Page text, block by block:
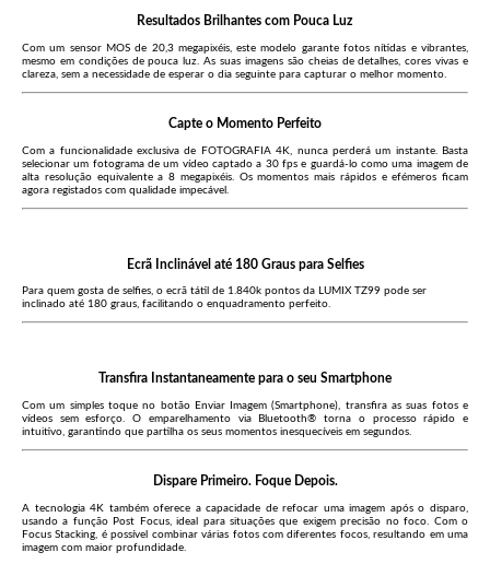
Resultados Brilhantes com Pouca Luz
Com um sensor MOS de 20,3 megapixéis, este modelo garante fotos nítidas e vibrantes,
mesmo em condições de pouca luz. As suas imagens são cheias de detalhes, cores vivas e
clareza, sem a necessidade de esperar o dia seguinte para capturar o melhor momento.
Capte o Momento Perfeito
Com a funcionalidade exclusiva de FOTOGRAFIA 4K, nunca perderá um instante. Basta
selecionar um fotograma de um vídeo captado a 30 fps e guardá-lo como uma imagem de
alta resolução equivalente a 8 megapixéis. Os momentos mais rápidos e efémeros ficam
agora registados com qualidade impecável.
Ecrã Inclinável até 180 Graus para Selfies
Para quem gosta de selfies, o ecrã tátil de 1.840k pontos da LUMIX TZ99 pode ser
inclinado até 180 graus, facilitando o enquadramento perfeito.
Transfira Instantaneamente para o seu Smartphone
Com um simples toque no botão Enviar Imagem (Smartphone), transfira as suas fotos e
vídeos sem esforço. O emparelhamento via Bluetooth® torna o processo rápido e
intuitivo, garantindo que partilha os seus momentos inesquecíveis em segundos.
Dispare Primeiro. Foque Depois.
A tecnologia 4K também oferece a capacidade de refocar uma imagem após o disparo,
usando a função Post Focus, ideal para situações que exigem precisão no foco. Com o
Focus Stacking, é possível combinar várias fotos com diferentes focos, resultando em uma
imagem com maior profundidade.